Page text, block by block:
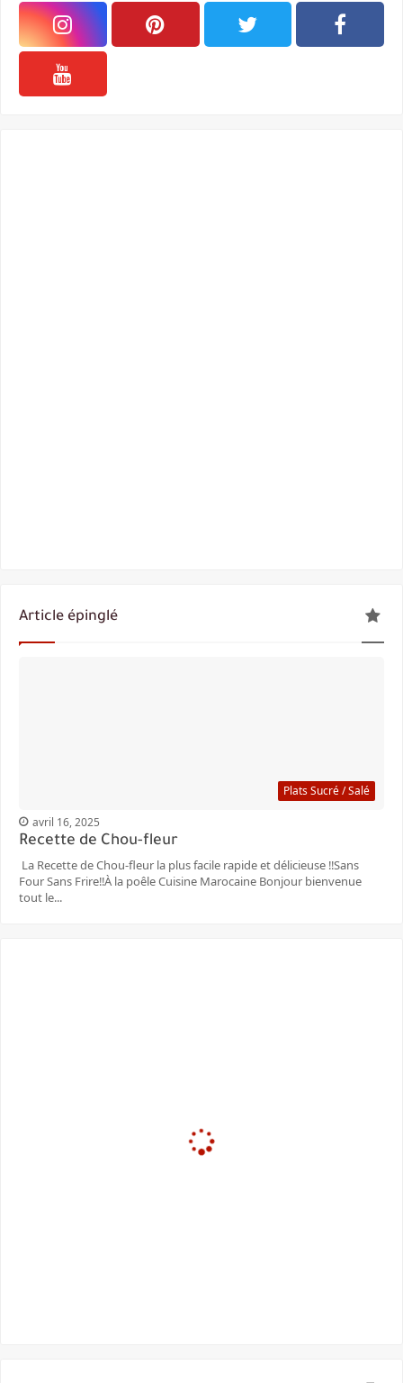
Article épinglé
Plats Sucré / Salé
avril 16, 2025
Recette de Chou-fleur
La Recette de Chou-fleur la plus facile rapide et délicieuse ‼️Sans
Four Sans Frire‼️À la poêle Cuisine Marocaine Bonjour bienvenue
tout le...